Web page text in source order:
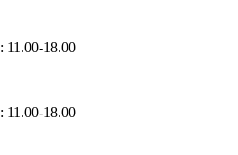
11.00-18.00
11.00-18.00